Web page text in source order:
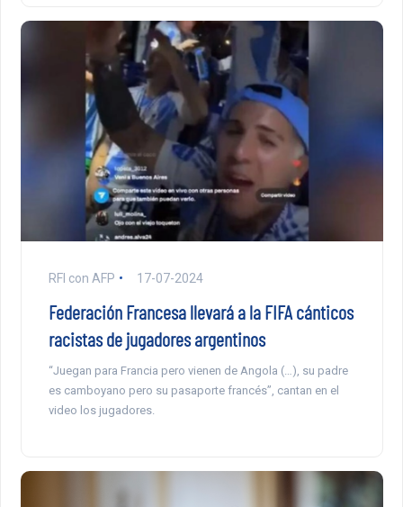
RFI con AFP 17-07-2024
Federación Francesa llevará a la FIFA cánticos
racistas de jugadores argentinos
“Juegan para Francia pero vienen de Angola (…), su padre
es camboyano pero su pasaporte francés”, cantan en el
video los jugadores.